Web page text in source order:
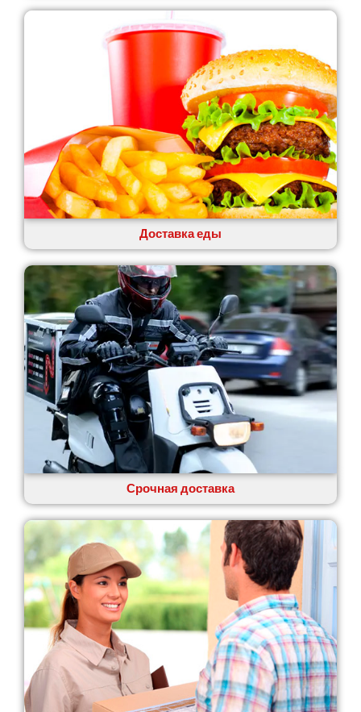
Лубны
Лука-Мелешковская
Миргород
Авангард
Нетешин
Нежин
Никитинцы
Николаев
Никополь
Новоалександровка
Новомосковск
Новоселки
Нововолынск
Обухов
Обуховка
Одесса
Острог
Павлоград
Переяслав
Первомайск
Песочин
Петриков
Петропавловская Борщаговка
Подгородное
Погребы
Покров
Полтава
Прилуки
Путивль
Пятихатки
Раздельная
Рени
Решетиловка
Ромны
Доставка еды
Срочная доставка